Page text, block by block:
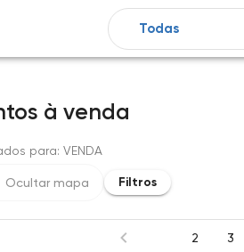
à venda
para: VENDA
Ocultar mapa Filtros
2 3